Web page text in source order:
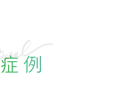
症例